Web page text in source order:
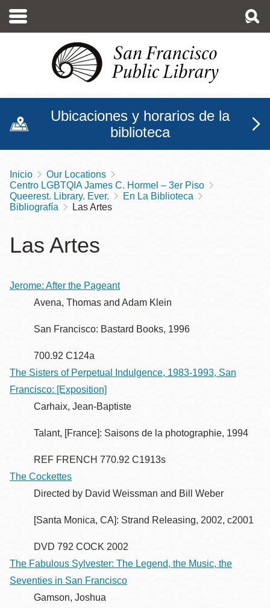
contenido
Ubicaciones y horarios de la
biblioteca
Sobrescribir
enlaces
ayuda
a
la
navegación
Inicio
Our Locations
Centro LGBTQIA James C. Hormel – 3er Piso
Queerest. Library. Ever.
En La Biblioteca
Bibliografía
Las Artes
Las Artes
Jerome: After the Pageant
Avena, Thomas and Adam Klein
San Francisco: Bastard Books, 1996
700.92 C124a
The Sisters of Perpetual Indulgence, 1983-1993, San
Francisco: [Exposition]
Carhaix, Jean-Baptiste
Talant, [France]: Saisons de la photographie, 1994
REF FRENCH 770.92 C1913s
The Cockettes
Directed by David Weissman and Bill Weber
[Santa Monica, CA]: Strand Releasing, 2002, c2001
DVD 792 COCK 2002
The Fabulous Sylvester: The Legend, the Music, the
Seventies in San Francisco
Gamson, Joshua